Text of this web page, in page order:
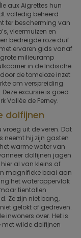
aux Aigrettes hun
volledig beheerd
ter bescherming van
vleermuizen en
bedreigde roze duif.
ervaren gids vanaf
grote milieuramp
in de Indische
de tomeloze inzet
om verspreiding
excursie is goed
Vallée de Ferney.
dolfijnen
uit de veren. Dat
neemt hij zijn gasten
warme water van
dolfijnen jagen
al van kleins af
magnifieke baai aan
het wateroppervlak
tientallen
Ze zijn niet bang,
gelokt of gedreven.
inwoners over. Het is
met wilde dolfijnen